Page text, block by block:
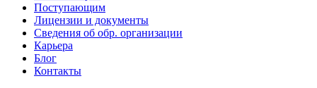
Поступающим
Лицензии и документы
Сведения об обр. организации
Карьера
Блог
Контакты